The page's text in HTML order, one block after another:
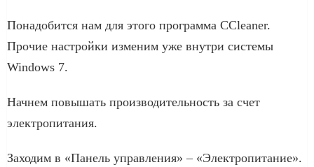
Понадобится нам для этого программа CCleaner.
Прочие настройки изменим уже внутри системы
Windows 7.
Начнем повышать производительность за счет
электропитания.
Заходим в «Панель управления» – «Электропитание».